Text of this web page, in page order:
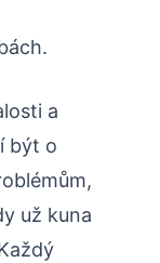
a
být o​
⁢už kuna